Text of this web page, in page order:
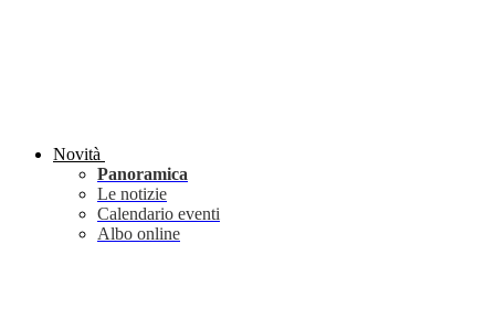
Novità
Panoramica
Le notizie
Calendario eventi
Albo online